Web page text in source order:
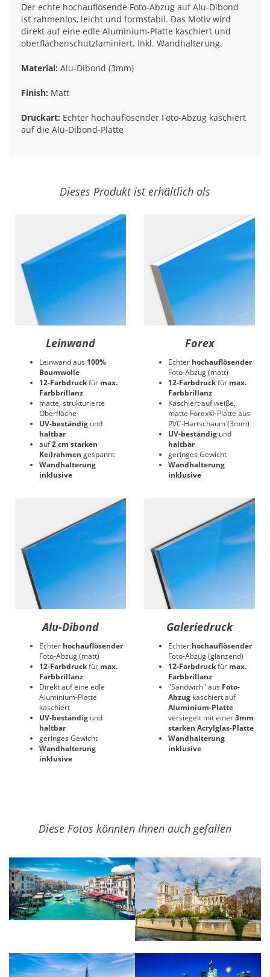
Der echte hochauflösende Foto-Abzug auf Alu-Dibond
ist rahmenlos, leicht und formstabil. Das Motiv wird
direkt auf eine edle Aluminium-Platte kaschiert und
oberflächenschutzlaminiert. Inkl. Wandhalterung.
Material: Alu-Dibond (3mm)
Finish: Matt
Druckart: Echter hochauflösender Foto-Abzug kaschiert
auf die Alu-Dibond-Platte
Dieses Produkt ist erhältlich als
Leinwand
Leinwand aus 100%
Baumwolle
12-Farbdruckfür max.
Farbbrillanz
matte, strukturierte
Oberfläche
UV-beständig und
haltbar
auf2 cm starken
Keilrahmen gespannt
Wandhalterung
inklusive
Forex
Echter hochauflösender
Foto-Abzug (matt)
12-Farbdruckfür max.
Farbbrillanz
Kaschiert auf weiße,
matte Forex©-Platte aus
PVC-Hartschaum (3mm)
UV-beständig und
haltbar
geringes Gewicht
Wandhalterung
inklusive
Alu-Dibond
Echter hochauflösender
Foto-Abzug (matt)
12-Farbdruckfür max.
Farbbrillanz
Direkt auf eine edle
Aluminium-Platte
kaschiert
UV-beständig und
haltbar
geringes Gewicht
Wandhalterung
inklusive
Galeriedruck
Echter hochauflösender
Foto-Abzug (glänzend)
12-Farbdruckfür max.
Farbbrillanz
"Sandwich" aus Foto-
Abzug kaschiert auf
Aluminium-Platte
versiegelt mit einer3mm
starken Acrylglas-Platte
Wandhalterung
inklusive
Diese Fotos könnten Ihnen auch gefallen